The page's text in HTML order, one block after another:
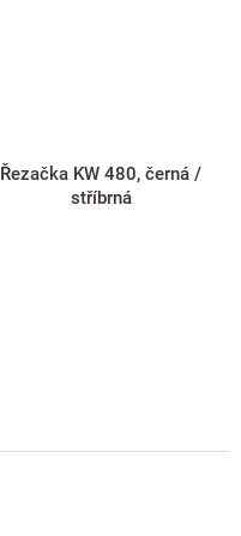
Řezačka KW 480, černá /
stříbrná